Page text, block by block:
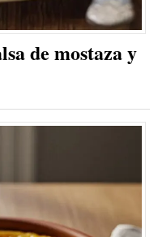
de mostaza y